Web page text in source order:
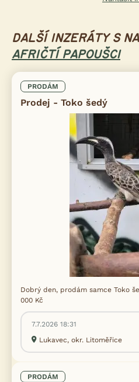
DALŠÍ INZERÁTY S
AFRIČTÍ PAPOUŠCI
PRODÁM
Prodej - Toko šedý
Dobrý den, prodám samce Toko
000 Kč
7.7.2026 18:31
Lukavec, okr. Litoměřice
PRODÁM